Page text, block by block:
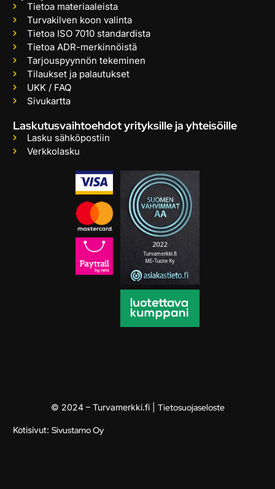
Tietoa materiaaleista
Turvakilven koon valinta
Tietoa ISO 7010 standardista
Tietoa ADR-merkinnöistä
Tarjouspyynnön tekeminen
Tilaukset ja palautukset
UKK / FAQ
Sivukartta
Laskutusvaihtoehdot yrityksille ja yhteisöille
Lasku sähköpostiin
Verkkolasku
© 2024 – Turvamerkki.fi | Tietosuojaseloste
Kotisivut: Sivustamo Oy